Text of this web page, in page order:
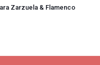
Zarzuela & Flamenco